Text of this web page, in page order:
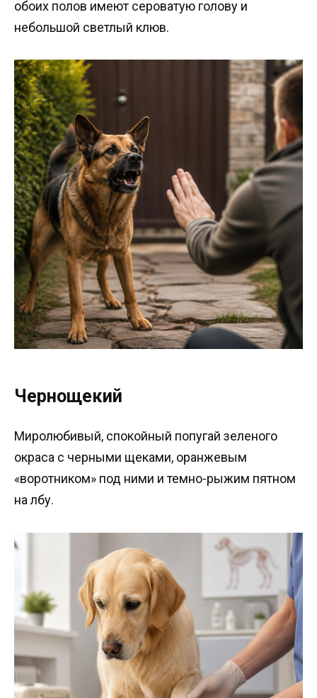
обоих полов имеют сероватую голову и
небольшой светлый клюв.
Чернощекий
Миролюбивый, спокойный попугай зеленого
окраса с черными щеками, оранжевым
«воротником» под ними и темно-рыжим пятном
на лбу.